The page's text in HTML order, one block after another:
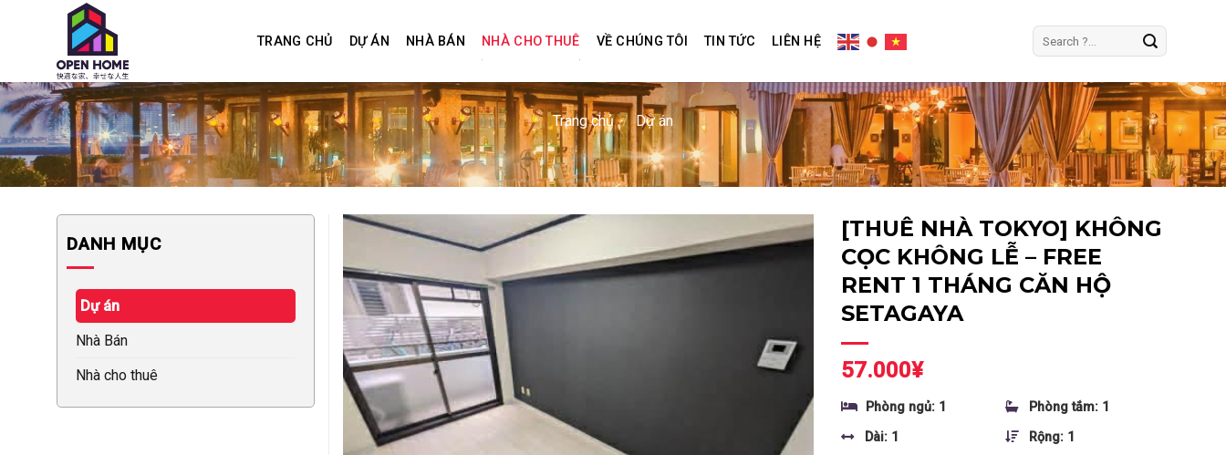
TRANG CHỦ DỰ ÁN NHÀ BÁN NHÀ CHO THUÊ VỀ CHÚNG TÔI TIN TỨC LIÊN HỆ
Tìm
kiếm:
Trang chủ / Dự án
DANH MỤC
Dự án
Nhà Bán
Nhà cho thuê
[THUÊ NHÀ TOKYO] KHÔNG
CỌC KHÔNG LỄ – FREE
RENT 1 THÁNG CĂN HỘ
SETAGAYA
57.000¥
Phòng ngủ: 1
Phòng tắm: 1
Dài: 1
Rộng: 1